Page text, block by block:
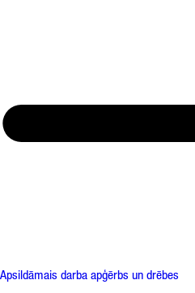
Apsildāmais darba apģērbs un drēbes